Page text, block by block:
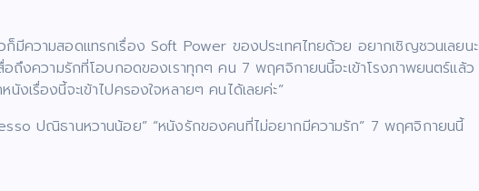
มีความสอดแทรกเรื่อง Soft Power ของประเทศไทยด้วย อยากเชิญชวนเลยนะ
อถึงความรักที่โอบกอดของเราทุกๆ คน 7 พฤศจิกายนนี้จะเข้าโรงภาพยนตร์แล้ว
เรื่องนี้จะเข้าไปครองใจหลายๆ คนได้เลยค่ะ”
ปณิธานหวานน้อย” “หนังรักของคนที่ไม่อยากมีความรัก” 7 พฤศจิกายนนี้